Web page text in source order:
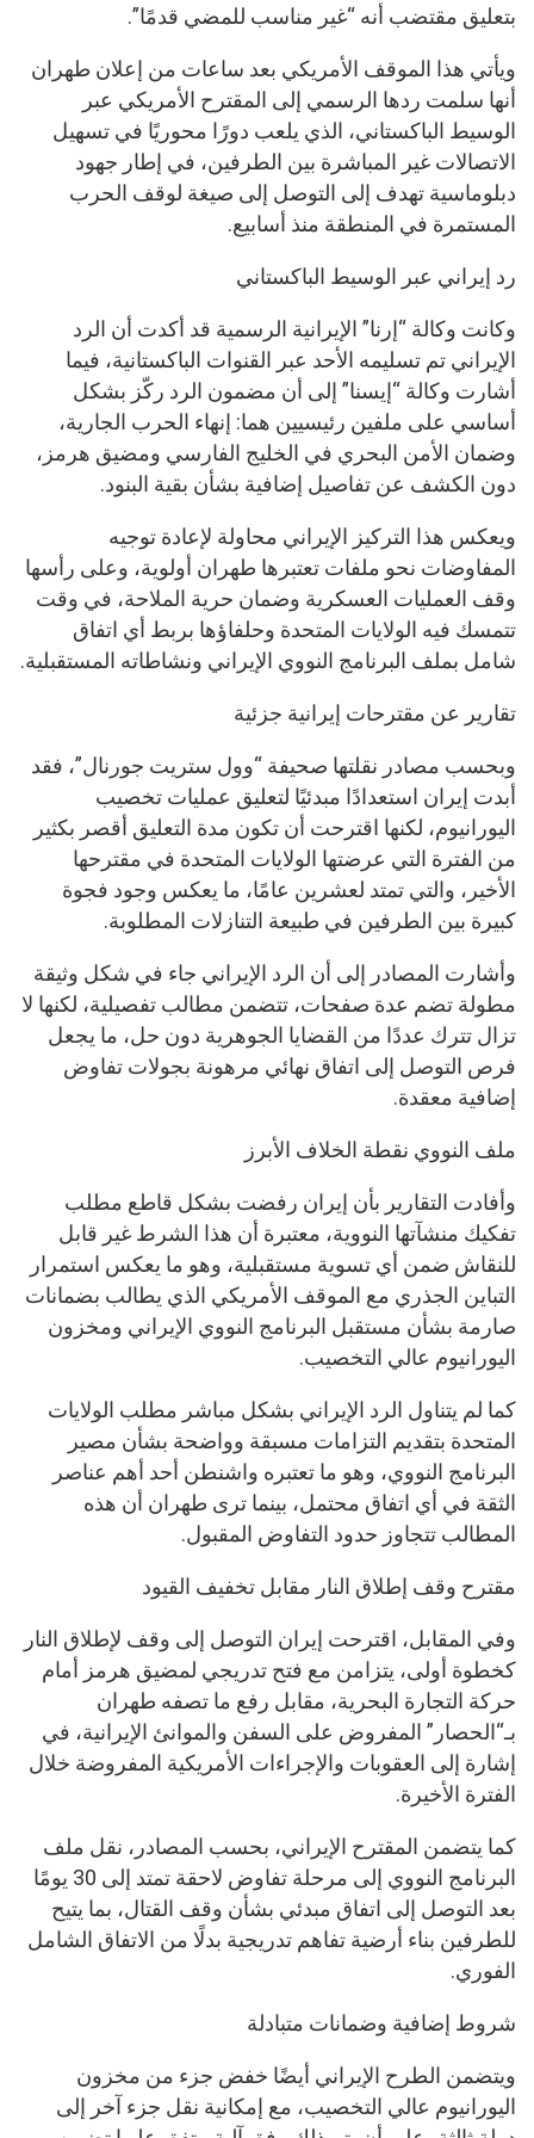
بتعليق مقتضب أنه “غير مناسب للمضي قدمًا”.
ويأتي هذا الموقف الأمريكي بعد ساعات من إعلان طهران
أنها سلمت ردها الرسمي إلى المقترح الأمريكي عبر
الوسيط الباكستاني، الذي يلعب دورًا محوريًا في تسهيل
الاتصالات غير المباشرة بين الطرفين، في إطار جهود
دبلوماسية تهدف إلى التوصل إلى صيغة لوقف الحرب
المستمرة في المنطقة منذ أسابيع.
رد إيراني عبر الوسيط الباكستاني
وكانت وكالة “إرنا” الإيرانية الرسمية قد أكدت أن الرد
الإيراني تم تسليمه الأحد عبر القنوات الباكستانية، فيما
أشارت وكالة “إيسنا” إلى أن مضمون الرد ركّز بشكل
أساسي على ملفين رئيسيين هما: إنهاء الحرب الجارية،
وضمان الأمن البحري في الخليج الفارسي ومضيق هرمز،
دون الكشف عن تفاصيل إضافية بشأن بقية البنود.
ويعكس هذا التركيز الإيراني محاولة لإعادة توجيه
المفاوضات نحو ملفات تعتبرها طهران أولوية، وعلى رأسها
وقف العمليات العسكرية وضمان حرية الملاحة، في وقت
تتمسك فيه الولايات المتحدة وحلفاؤها بربط أي اتفاق
شامل بملف البرنامج النووي الإيراني ونشاطاته المستقبلية.
تقارير عن مقترحات إيرانية جزئية
وبحسب مصادر نقلتها صحيفة “وول ستريت جورنال”، فقد
أبدت إيران استعدادًا مبدئيًا لتعليق عمليات تخصيب
اليورانيوم، لكنها اقترحت أن تكون مدة التعليق أقصر بكثير
من الفترة التي عرضتها الولايات المتحدة في مقترحها
الأخير، والتي تمتد لعشرين عامًا، ما يعكس وجود فجوة
كبيرة بين الطرفين في طبيعة التنازلات المطلوبة.
وأشارت المصادر إلى أن الرد الإيراني جاء في شكل وثيقة
مطولة تضم عدة صفحات، تتضمن مطالب تفصيلية، لكنها لا
تزال تترك عددًا من القضايا الجوهرية دون حل، ما يجعل
فرص التوصل إلى اتفاق نهائي مرهونة بجولات تفاوض
إضافية معقدة.
ملف النووي نقطة الخلاف الأبرز
وأفادت التقارير بأن إيران رفضت بشكل قاطع مطلب
تفكيك منشآتها النووية، معتبرة أن هذا الشرط غير قابل
للنقاش ضمن أي تسوية مستقبلية، وهو ما يعكس استمرار
التباين الجذري مع الموقف الأمريكي الذي يطالب بضمانات
صارمة بشأن مستقبل البرنامج النووي الإيراني ومخزون
اليورانيوم عالي التخصيب.
كما لم يتناول الرد الإيراني بشكل مباشر مطلب الولايات
المتحدة بتقديم التزامات مسبقة وواضحة بشأن مصير
البرنامج النووي، وهو ما تعتبره واشنطن أحد أهم عناصر
الثقة في أي اتفاق محتمل، بينما ترى طهران أن هذه
المطالب تتجاوز حدود التفاوض المقبول.
مقترح وقف إطلاق النار مقابل تخفيف القيود
وفي المقابل، اقترحت إيران التوصل إلى وقف لإطلاق النار
كخطوة أولى، يتزامن مع فتح تدريجي لمضيق هرمز أمام
حركة التجارة البحرية، مقابل رفع ما تصفه طهران
بـ“الحصار” المفروض على السفن والموانئ الإيرانية، في
إشارة إلى العقوبات والإجراءات الأمريكية المفروضة خلال
الفترة الأخيرة.
كما يتضمن المقترح الإيراني، بحسب المصادر، نقل ملف
البرنامج النووي إلى مرحلة تفاوض لاحقة تمتد إلى 30 يومًا
بعد التوصل إلى اتفاق مبدئي بشأن وقف القتال، بما يتيح
للطرفين بناء أرضية تفاهم تدريجية بدلًا من الاتفاق الشامل
الفوري.
شروط إضافية وضمانات متبادلة
ويتضمن الطرح الإيراني أيضًا خفض جزء من مخزون
اليورانيوم عالي التخصيب، مع إمكانية نقل جزء آخر إلى